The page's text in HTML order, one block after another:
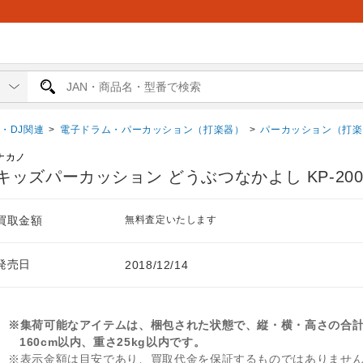
DJ関連 > 電子ドラム・パーカッション（打楽器） > パーカッション（打
カノ
ッズパーカッション どうぶつなかよし KP-
取金額 無料査定いたします
売日 2018/12/14
※集荷可能なアイテムは、梱包された状態で、縦・横・高さの合
160cm以内、重さ25kg以内です。
※表示金額は目安であり、買取代金を保証するものではありませ